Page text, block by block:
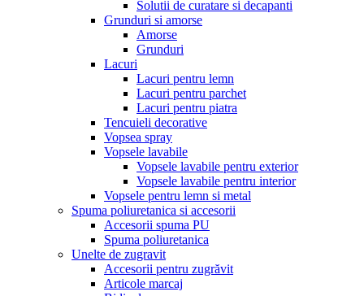
Solutii de curatare si decapanti
Grunduri si amorse
Amorse
Grunduri
Lacuri
Lacuri pentru lemn
Lacuri pentru parchet
Lacuri pentru piatra
Tencuieli decorative
Vopsea spray
Vopsele lavabile
Vopsele lavabile pentru exterior
Vopsele lavabile pentru interior
Vopsele pentru lemn si metal
Spuma poliuretanica si accesorii
Accesorii spuma PU
Spuma poliuretanica
Unelte de zugravit
Accesorii pentru zugrăvit
Articole marcaj